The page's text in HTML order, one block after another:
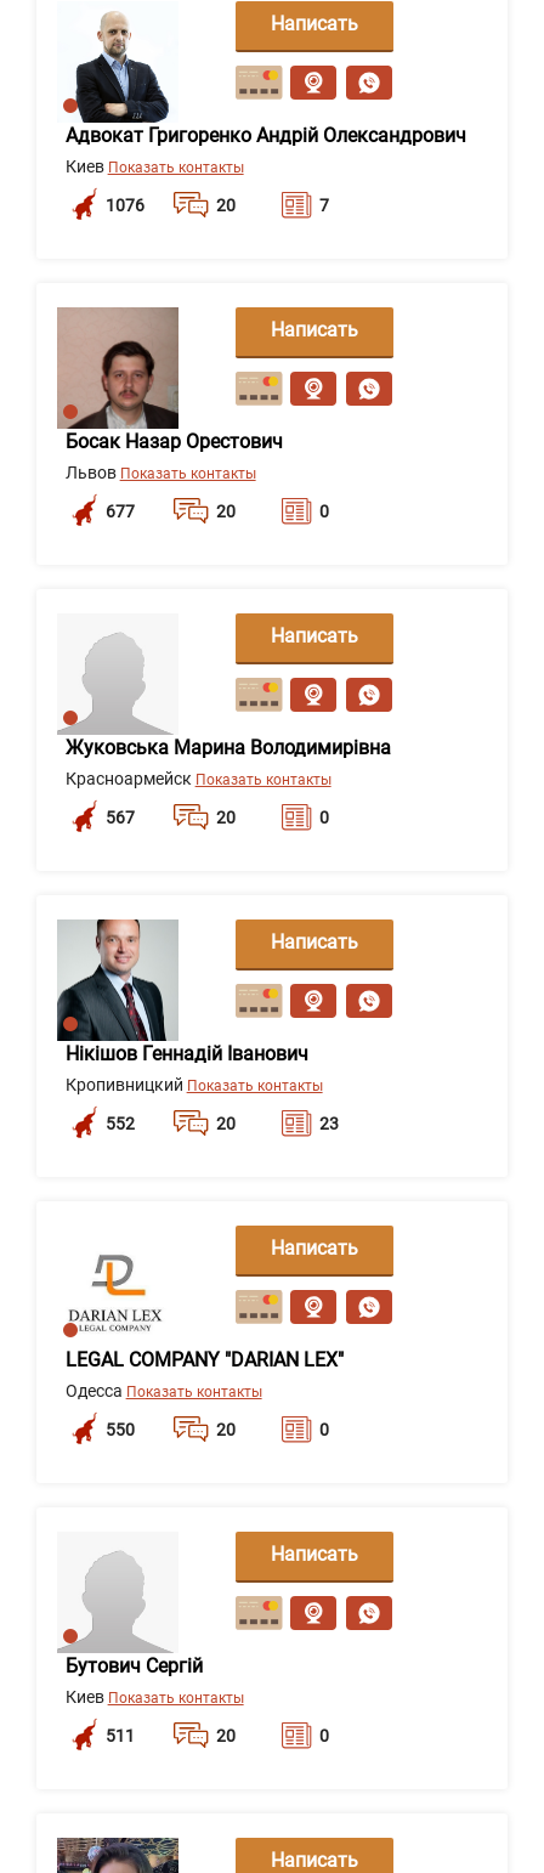
Адвокат Григоренко Андрій Олександрович
Киев Показать контакты
1076 20 7
Написать
сообщение
Босак Назар Орестович
Львов Показать контакты
677 20 0
Написать
сообщение
Жуковська Марина Володимирівна
Красноармейск Показать контакты
567 20 0
Написать
сообщение
Нікішов Геннадій Іванович
Кропивницкий Показать контакты
552 20 23
Написать
сообщение
LEGAL COMPANY "DARIAN LEX"
Одесса Показать контакты
550 20 0
Написать
сообщение
Бутович Сергій
Киев Показать контакты
511 20 0
Написать
сообщение
Написать